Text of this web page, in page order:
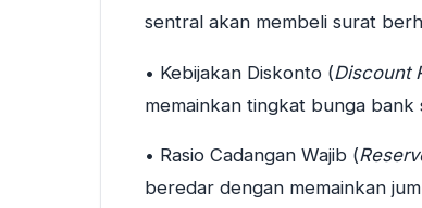
sentral akan membeli surat
• Kebijakan Diskonto (Discount
memainkan tingkat bunga
• Rasio Cadangan Wajib (
beredar dengan memainkan